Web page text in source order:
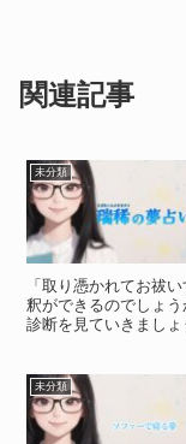
関連記事
未分類
「取り憑かれてお祓
釈ができるのでしょ
診断を見ていきまし
未分類